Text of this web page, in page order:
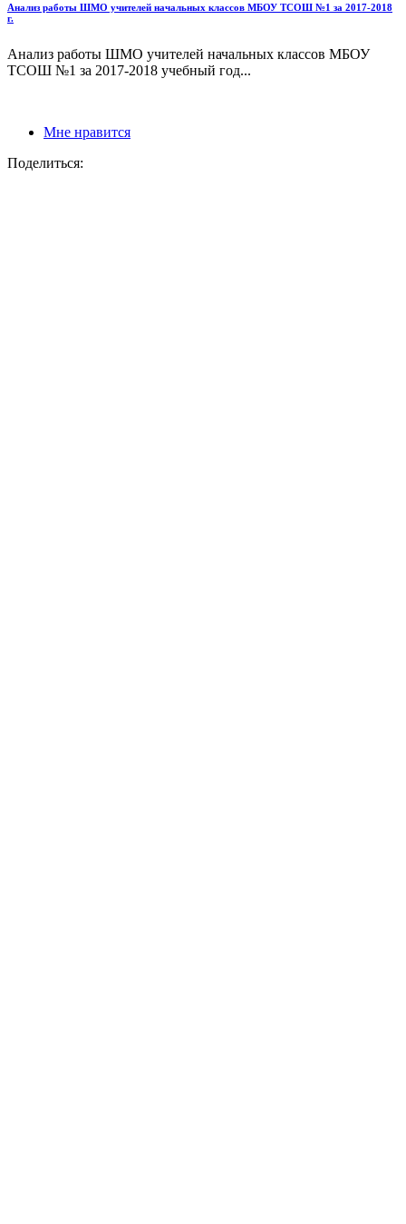
Анализ работы ШМО учителей начальных классов МБОУ ТСОШ №1 за 2017-2018
г.
Анализ работы ШМО учителей начальных классов МБОУ
ТСОШ №1 за 2017-2018 учебный год...
Мне нравится
Поделиться: